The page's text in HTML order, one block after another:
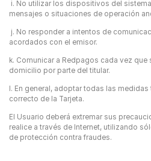
i. No utilizar los dispositivos del
mensajes o situaciones de operación
j. No responder a intentos de
acordados con el emisor.
k. Comunicar a Redpagos cada vez
domicilio por parte del titular.
l. En general, adoptar todas las
correcto de la Tarjeta.
El Usuario deberá extremar sus
realice a través de Internet, utilizando
de protección contra fraudes.